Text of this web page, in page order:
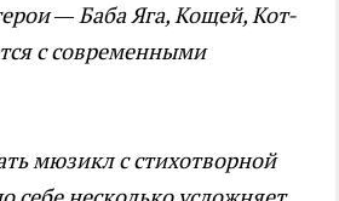
— Баба Яга, Кощей, Кот-
с современными
мюзикл с стихотворной